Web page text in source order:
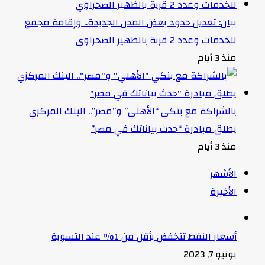
بيان: تعديل حدود بعض المدن الجديدة.. وإقامة مجمع
للخدمات وعدد 2 قرية بالظهير الصحراوي
منذ 3 أيام
بالشراكة مع بنكي “الأهلي” و”مصر”.. البنك المركزي
يطلق مبادرة “حدث بياناتك في مصر”
منذ 3 أيام
الأشهر
الأخيرة
أسعار النفط تنخفض بأقل من 1% عند التسوية
يونيو 7, 2023